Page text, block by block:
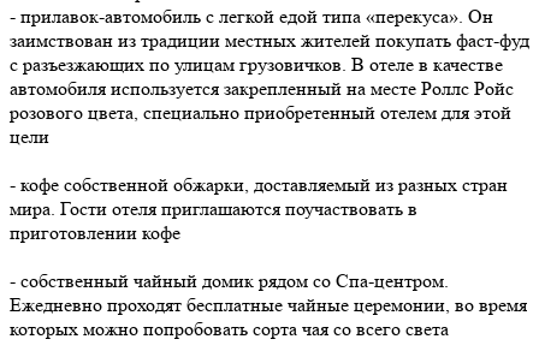
- прилавок-автомобиль с легкой едой типа «перекуса». Он
заимствован из традиции местных жителей покупать фаст-фуд
с разъезжающих по улицам грузовичков. В отеле в качестве
автомобиля используется закрепленный на месте Роллс Ройс
розового цвета, специально приобретенный отелем для этой
цели
- кофе собственной обжарки, доставляемый из разных стран
мира. Гости отеля приглашаются поучаствовать в
приготовлении кофе
- собственный чайный домик рядом со Спа-центром.
Ежедневно проходят бесплатные чайные церемонии, во время
которых можно попробовать сорта чая со всего света